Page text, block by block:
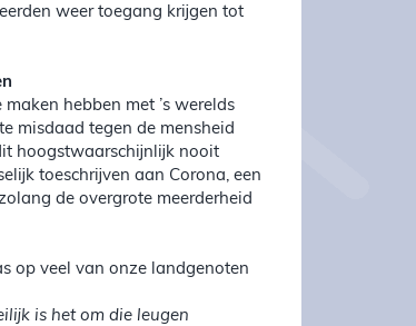
weer toegang krijgen tot
hebben met ’s werelds
misdaad tegen de mensheid
hoogstwaarschijnlijk nooit
toeschrijven aan Corona, een
de overgrote meerderheid
op veel van onze landgenoten
is het om die leugen